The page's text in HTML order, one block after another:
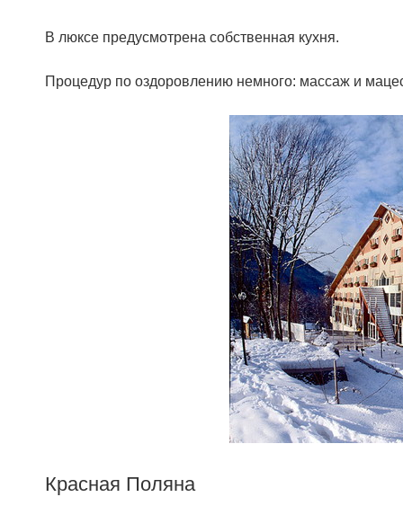
В люксе предусмотрена собственная кухня.
Процедур по оздоровлению немного: массаж и
Красная Поляна